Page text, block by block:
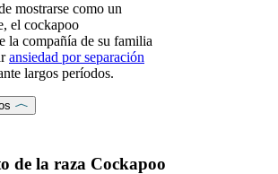
mostrarse como un
el cockapoo
la compañía de su familia
ansiedad por separación
largos períodos.
de la raza Cockapoo